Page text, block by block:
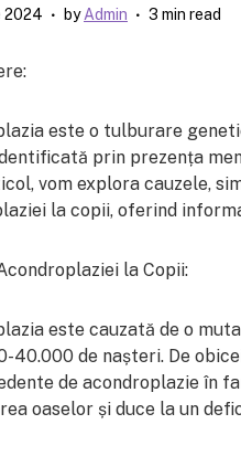
2024 byAdmin 3 min read
este o tulburare
prin prezența
vom explora cauzele,
la copii, oferind
la Copii:
este cauzată de o
40.000 de nașteri. De
de acondroplazie în
oaselor și duce la un